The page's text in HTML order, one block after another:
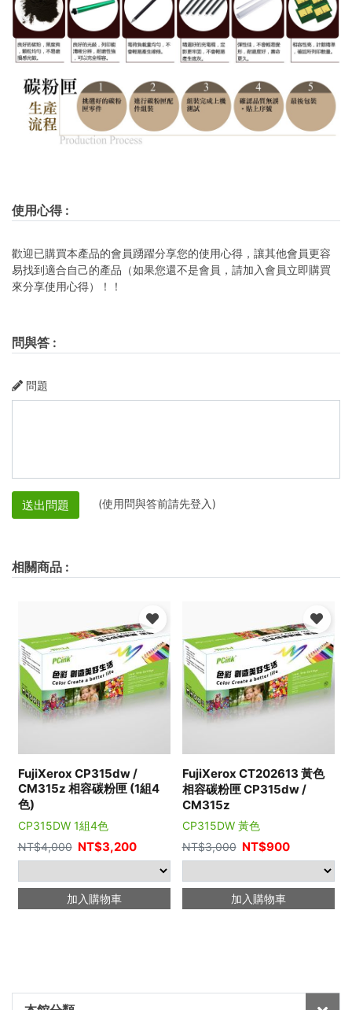
使用心得:
歡迎已購買本產品的會員踴躍分享您的使用心得，讓其他會員更容
易找到適合自己的產品（如果您還不是會員，請加入會員立即購買
來分享使用心得）！！
問與答 :
問題
送出問題 (使用問與答前請先登入)
相關商品 :
FujiXerox CP315dw /
CM315z 相容碳粉匣 (1組4
色)
CP315DW 1組4色
NT$4,000 NT$3,200
加入購物車
FujiXerox CT202613 黃色
相容碳粉匣 CP315dw /
CM315z
CP315DW 黃色
NT$3,000 NT$900
加入購物車